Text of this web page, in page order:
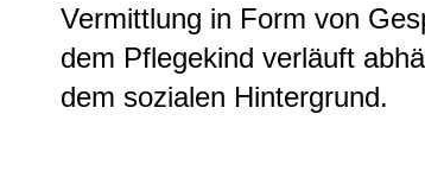
Vermittlung in Form von
dem Pflegekind verläuft
dem sozialen Hintergrund.